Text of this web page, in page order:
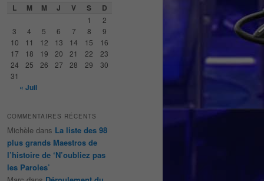
L M M J V S D
1
2
3
4 5 6 7 8
9
10
11 12 13 14 15
16
17
18 19 20 21 22
23
24
25 26 27 28 29
30
31
« Juil
COMMENTAIRES RÉCENTS
Michèle dans La liste des 98
plus grands Maestros de
l’histoire de ‘N’oubliez pas
les Paroles’